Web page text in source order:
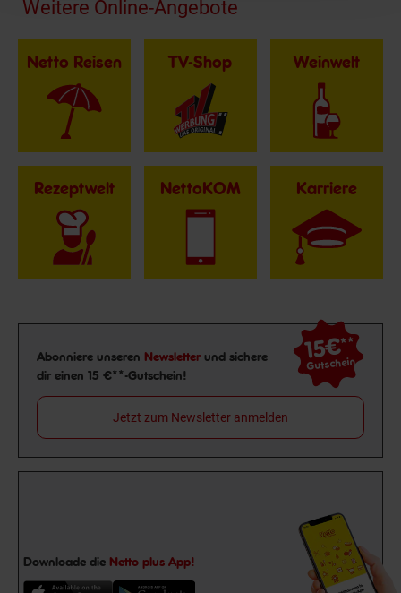
Fußzeile
Weitere Online-Angebote
Netto Reisen TV-Shop Weinwelt
Rezeptwelt NettoKOM Karriere
Newsletter Anmeldung
Abonniere unseren Newsletter und sichere
dir einen 15 €**-Gutschein!
15€**
Gutschein
Jetzt zum Newsletter anmelden
Downloade die Netto plus App!